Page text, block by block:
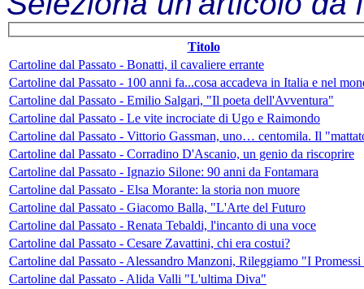
Titolo
Cartoline dal Passato - Bonatti, il cavaliere errante
Cartoline dal Passato - 100 anni fa...cosa accadeva in Italia e nel
Cartoline dal Passato - Emilio Salgari, "Il poeta dell'Avventura"
Cartoline dal Passato - Le vite incrociate di Ugo e Raimondo
Cartoline dal Passato - Vittorio Gassman, uno… centomila. Il
Cartoline dal Passato - Corradino D'Ascanio, un genio da riscoprire
Cartoline dal Passato - Ignazio Silone: 90 anni da Fontamara
Cartoline dal Passato - Elsa Morante: la storia non muore
Cartoline dal Passato - Giacomo Balla, "L'Arte del Futuro
Cartoline dal Passato - Renata Tebaldi, l'incanto di una voce
Cartoline dal Passato - Cesare Zavattini, chi era costui?
Cartoline dal Passato - Alessandro Manzoni, Rileggiamo "I
Cartoline dal Passato - Alida Valli "L'ultima Diva"